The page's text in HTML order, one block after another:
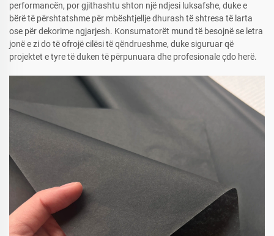
performancën, por gjithashtu shton një ndjesi luksafshe, duke e
bërë të përshtatshme për mbështjellje dhurash të shtresa të larta
ose për dekorime ngjarjesh. Konsumatorët mund të besojnë se letra
jonë e zi do të ofrojë cilësi të qëndrueshme, duke siguruar që
projektet e tyre të duken të përpunuara dhe profesionale çdo herë.